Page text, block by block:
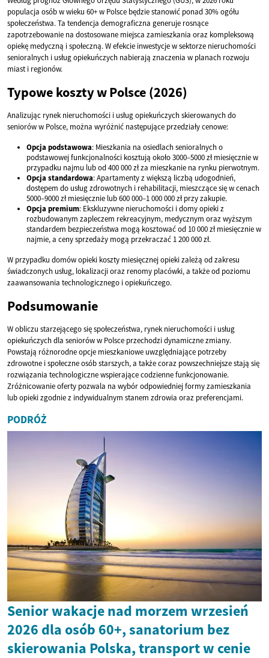
populacja osób w wieku 60+ w Polsce będzie stanowić ponad 30% ogółu
społeczeństwa. Ta tendencja demograficzna generuje rosnące
zapotrzebowanie na dostosowane miejsca zamieszkania oraz kompleksową
opiekę medyczną i społeczną. W efekcie inwestycje w sektorze nieruchomości
senioralnych i usług opiekuńczych nabierają znaczenia w planach rozwoju
miast i regionów.
Typowe koszty w Polsce (2026)
Analizując rynek nieruchomości i usług opiekuńczych skierowanych do
seniorów w Polsce, można wyróżnić następujące przedziały cenowe:
Opcja podstawowa: Mieszkania na osiedlach senioralnych o
podstawowej funkcjonalności kosztują około 3000–5000 zł miesięcznie w
przypadku najmu lub od 400 000 zł za mieszkanie na rynku pierwotnym.
Opcja standardowa: Apartamenty z większą liczbą udogodnień,
dostępem do usług zdrowotnych i rehabilitacji, mieszczące się w cenach
5000–9000 zł miesięcznie lub 600 000–1 000 000 zł przy zakupie.
Opcja premium: Ekskluzywne nieruchomości i domy opieki z
rozbudowanym zapleczem rekreacyjnym, medycznym oraz wyższym
standardem bezpieczeństwa mogą kosztować od 10 000 zł miesięcznie w
najmie, a ceny sprzedaży mogą przekraczać 1 200 000 zł.
W przypadku domów opieki koszty miesięcznej opieki zależą od zakresu
świadczonych usług, lokalizacji oraz renomy placówki, a także od poziomu
zaawansowania technologicznego i opiekuńczego.
Podsumowanie
W obliczu starzejącego się społeczeństwa, rynek nieruchomości i usług
opiekuńczych dla seniorów w Polsce przechodzi dynamiczne zmiany.
Powstają różnorodne opcje mieszkaniowe uwzględniające potrzeby
zdrowotne i społeczne osób starszych, a także coraz powszechniejsze stają się
rozwiązania technologiczne wspierające codzienne funkcjonowanie.
Zróżnicowanie oferty pozwala na wybór odpowiedniej formy zamieszkania
lub opieki zgodnie z indywidualnym stanem zdrowia oraz preferencjami.
PODRÓŻ
Senior wakacje nad morzem wrzesień
2026 dla osób 60+, sanatorium bez
skierowania Polska, transport w cenie